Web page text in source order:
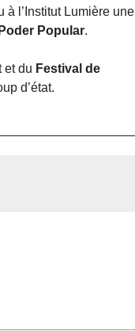
à l’Institut Lumière une
Popular.
et du Festival de
d’état.